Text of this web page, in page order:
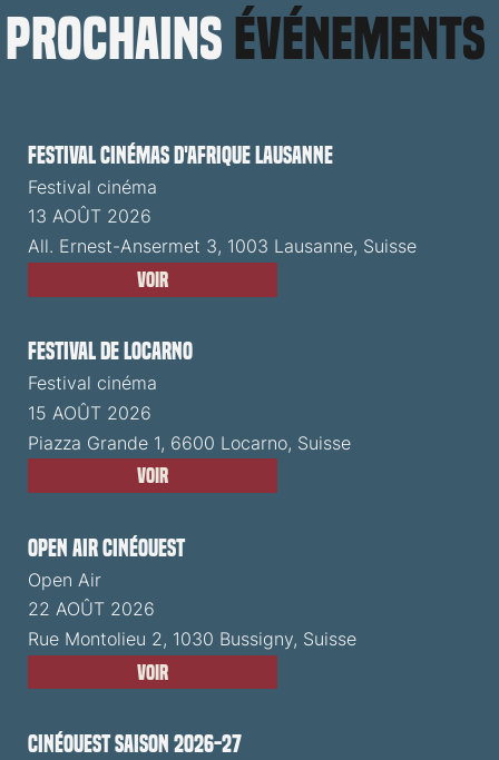
prochains événements
Festival cinémas d'Afrique Lausanne
Festival cinéma
13 AOÛT 2026
All. Ernest-Ansermet 3, 1003 Lausanne, Suisse
Voir
Festival de Locarno
Festival cinéma
15 AOÛT 2026
Piazza Grande 1, 6600 Locarno, Suisse
Voir
Open Air CinéOuest
Open Air
22 AOÛT 2026
Rue Montolieu 2, 1030 Bussigny, Suisse
Voir
CinéOuest Saison 2026-27